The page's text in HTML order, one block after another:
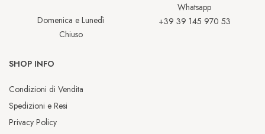
Domenica e Lunedì
Chiuso
Whatsapp
+39 39 145 970 53
SHOP INFO
Condizioni di Vendita
Spedizioni e Resi
Privacy Policy